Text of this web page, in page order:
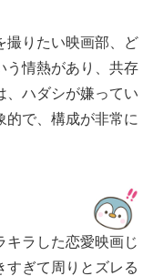
撮りたい映画部、ど
う情熱があり、共存
、ハダシが嫌ってい
的で、構成が非常に
キラした恋愛映画じ
すぎて周りとズレる